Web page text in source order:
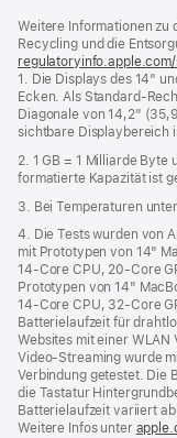
Weitere Informationen zu
Recycling und die
1. Die Displays des 14"
Ecken. Als Standard-
Diagonale von 14,2"
sichtbare Displaybereich
2. 1 GB = 1 Milliarde Byte
formatierte Kapazität ist
3. Bei Temperaturen unter
4. Die Tests wurden von
mit Prototypen von 14"
14‑Core CPU, 20‑Core
Prototypen von 14"
14‑Core CPU, 32‑Core
Batterielaufzeit für
Websites mit einer
Video-Streaming wurde
Verbindung getestet. Die
die Tastatur
Batterielaufzeit variiert
Weitere Infos unter